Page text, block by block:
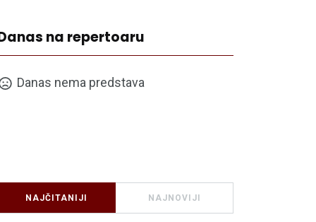
na repertoaru
Danas nema predstava
NAJČITANIJI NAJNOVIJI